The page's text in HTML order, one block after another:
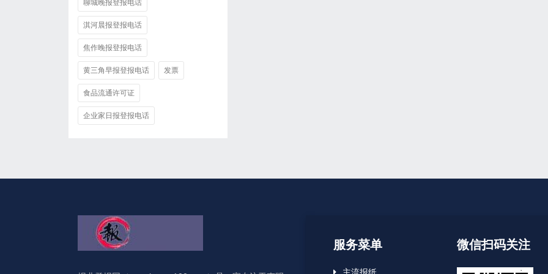
聊城晚报登报电话
淇河晨报登报电话
焦作晚报登报电话
黄三角早报登报电话 发票
食品流通许可证
企业家日报登报电话
服务菜单 微信扫码关注